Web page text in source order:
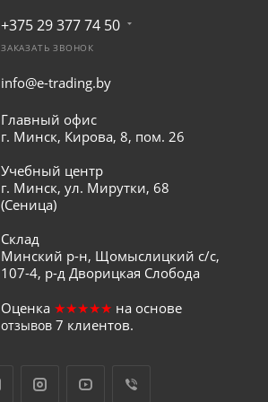
+375 29 377 74 50
ЗАКАЗАТЬ ЗВОНОК
info@e-trading.by
Главный офис
г. Минск, Кирова, 8, пом. 26
Учебный центр
г. Минск, ул. Мирутки, 68
(Сеница)
Склад
Минский р-н, Щомыслицкий с/с,
107-4, р-д Дворицкая Слобода
Оценка ★★★★★ на основе
отзывов 7 клиентов.